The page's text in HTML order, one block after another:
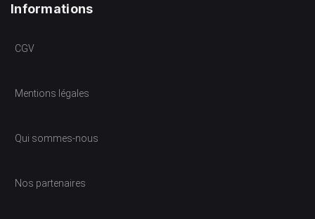
Informations
CGV
Mentions légales
Qui sommes-nous
Nos partenaires